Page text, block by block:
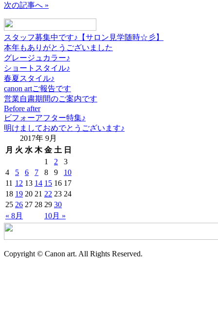
次の記事へ »
スタッフ募集中です♪【サロン見学随時☆彡】
本年もありがとうございました
グレージュカラー♪
ショートスタイル♪
春夏スタイル♪
canon artご報告です
営業自粛期間のご案内です
Before after
ビフォーアフター特集♪
明けましておめでとうございます♪
2017年 9月
月 火 水 木 金 土 日
« 8月 10月 »
1 2
3
4
5 6 7 8 9
10
11 12 13 14 15 16 17
18 19 20 21 22 23 24
25 26 27 28 29 30
Copyright © Canon art. All Rights Reserved.